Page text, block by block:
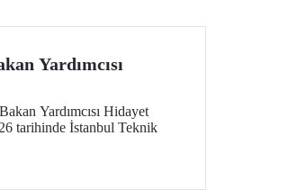
Yardımcısı
Yardımcısı Hidayet
tarihinde İstanbul Teknik